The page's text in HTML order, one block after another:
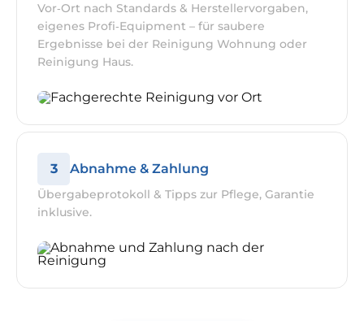
Vor‑Ort nach Standards & Herstellervorgaben,
eigenes Profi‑Equipment – für saubere
Ergebnisse bei der Reinigung Wohnung oder
Reinigung Haus.
3 Abnahme & Zahlung
Übergabeprotokoll & Tipps zur Pflege, Garantie
inklusive.